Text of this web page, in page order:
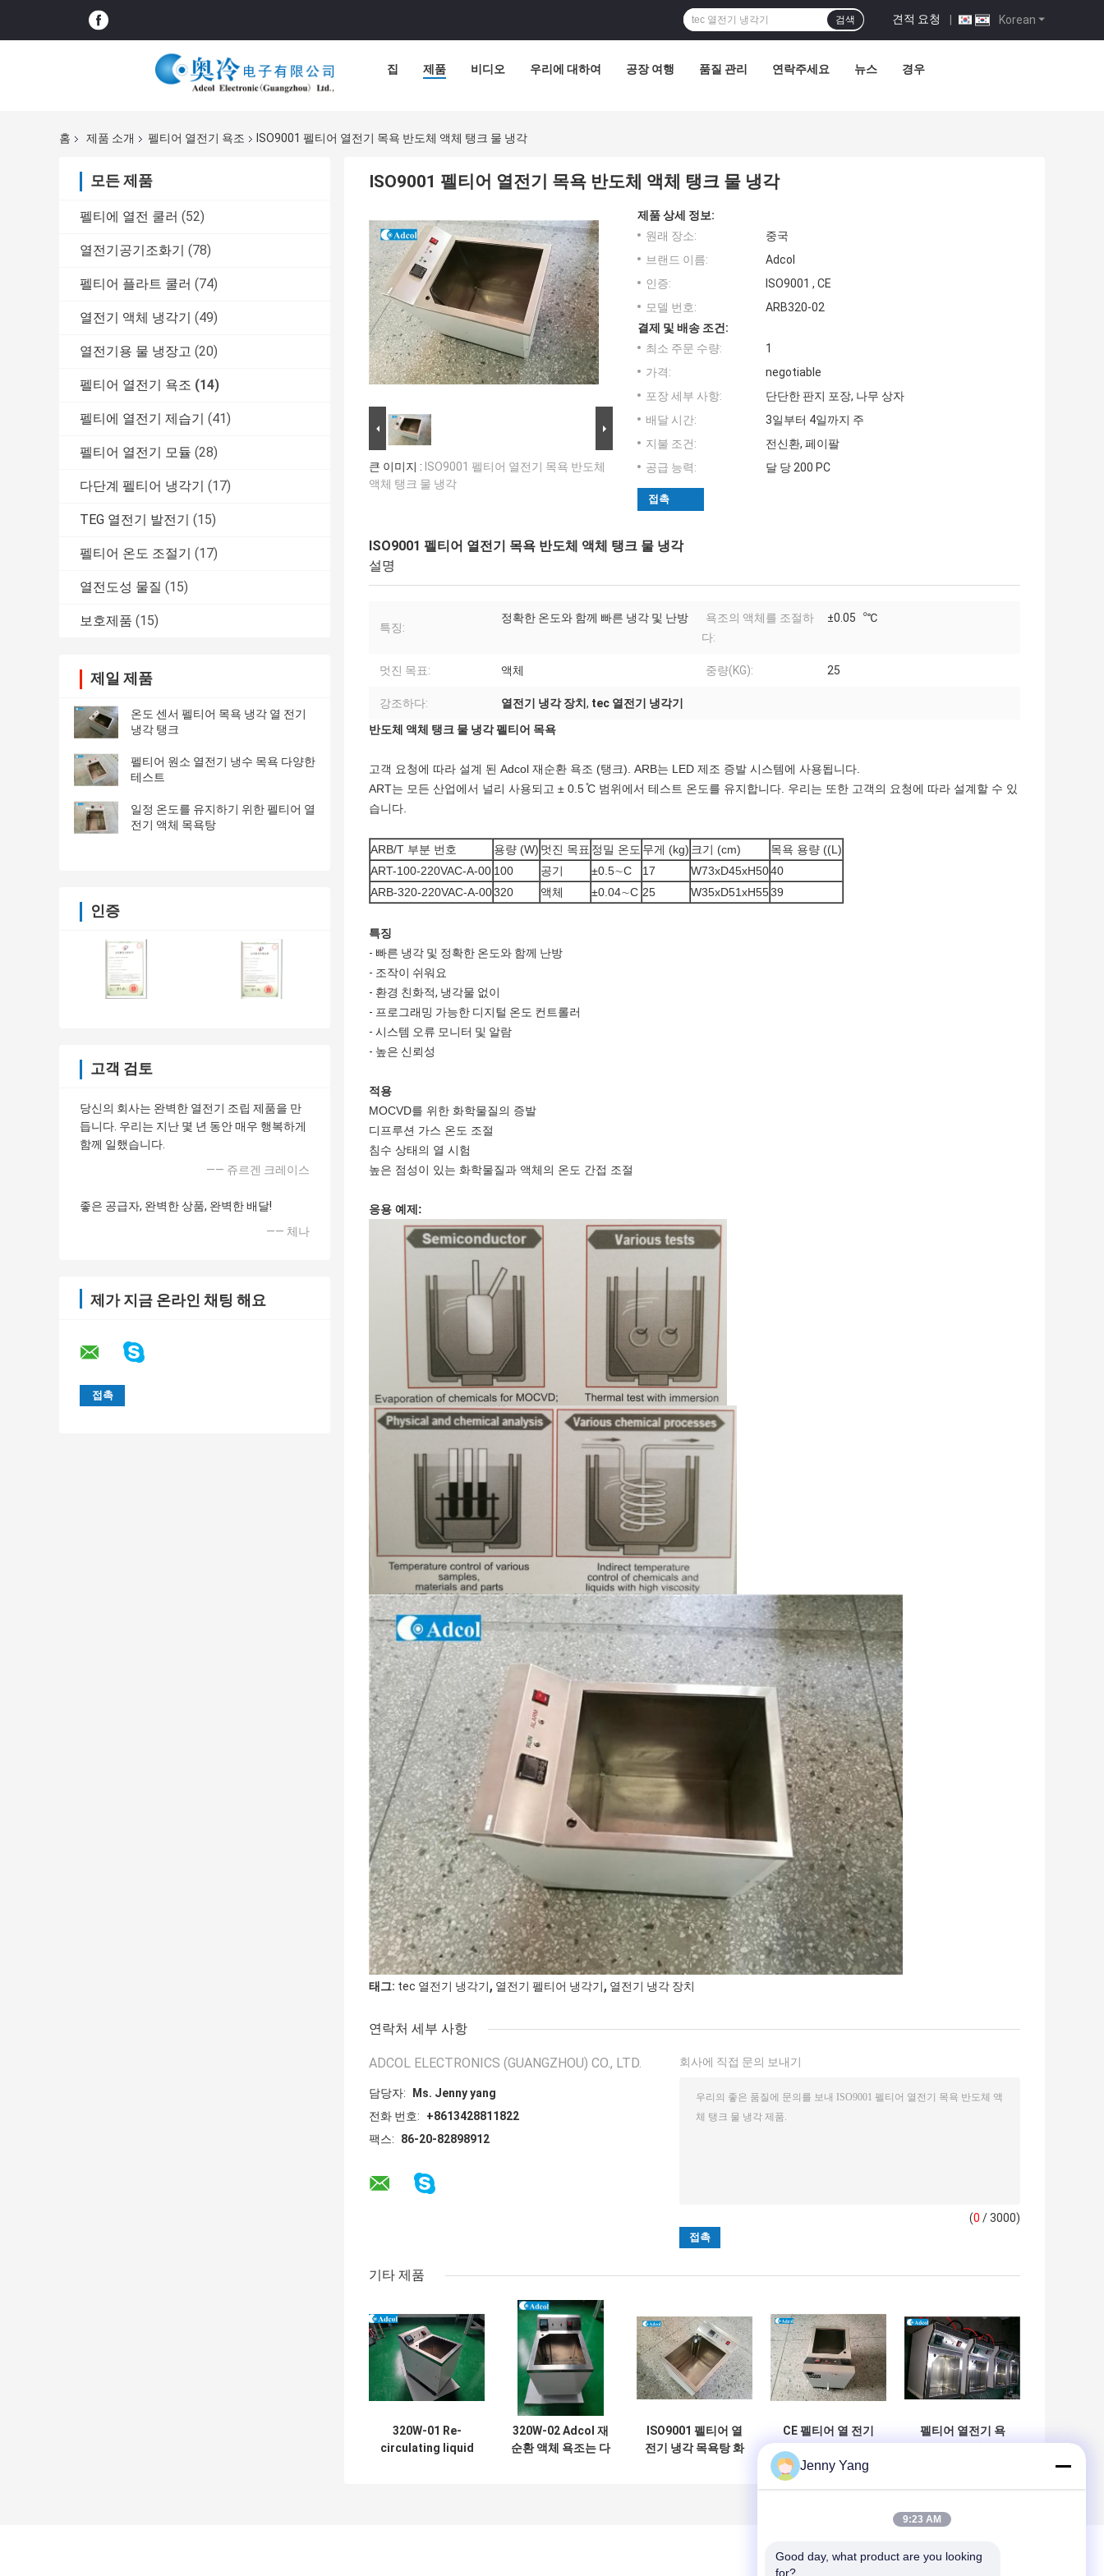
Korean
견적 요청 |
검색
집 제품 비디오 우리에 대하여 공장 여행 품질 관리 연락주세요 뉴스 경우
홈 제품 소개 펠티어 열전기 욕조 ISO9001 펠티어 열전기 목욕 반도체 액체 탱크 물 냉각
모든 제품
펠티에 열전 쿨러 (52)
열전기공기조화기 (78)
펠티어 플라트 쿨러 (74)
열전기 액체 냉각기 (49)
열전기용 물 냉장고 (20)
펠티어 열전기 욕조 (14)
펠티에 열전기 제습기 (41)
펠티어 열전기 모듈 (28)
다단계 펠티어 냉각기 (17)
TEG 열전기 발전기 (15)
펠티어 온도 조절기 (17)
열전도성 물질 (15)
보호제품 (15)
제일 제품
온도 센서 펠티어 목욕 냉각 열 전기
냉각 탱크
펠티어 원소 열전기 냉수 목욕 다양한
테스트
일정 온도를 유지하기 위한 펠티어 열
전기 액체 목욕탕
인증
고객 검토
당신의 회사는 완벽한 열전기 조립 제품을 만
듭니다. 우리는 지난 몇 년 동안 매우 행복하게
함께 일했습니다.
—— 쥬르겐 크레이스
좋은 공급자, 완벽한 상품, 완벽한 배달!
—— 체나
제가 지금 온라인 채팅 해요
ISO9001 펠티어 열전기 목욕 반도체 액체 탱크 물 냉각
큰 이미지 : ISO9001 펠티어 열전기 목욕 반도체
액체 탱크 물 냉각
제품 상세 정보:
원래 장소:
중국
브랜드 이름:
Adcol
인증:
ISO9001 , CE
모델 번호:
ARB320-02
결제 및 배송 조건:
최소 주문 수량:
1
가격:
negotiable
포장 세부 사항:
단단한 판지 포장, 나무 상자
배달 시간:
3일부터 4일까지 주
지불 조건:
전신환, 페이팔
공급 능력:
달 당 200 PC
접촉
ISO9001 펠티어 열전기 목욕 반도체 액체 탱크 물 냉각
설명
특징:
정확한 온도와 함께 빠른 냉각 및 난방
욕조의 액체를 조절하
다:
±0.05︒℃
멋진 목표: 액체 중량(KG): 25
강조하다: 열전기 냉각 장치 , tec 열전기 냉각기
반도체 액체 탱크 물 냉각 펠티어 목욕
고객 요청에 따라 설계 된 Adcol 재순환 욕조 (탱크). ARB는 LED 제조 증발 시스템에 사용됩니다.
ART는 모든 산업에서 널리 사용되고 ± 0.5 ̊C 범위에서 테스트 온도를 유지합니다. 우리는 또한 고객의 요청에 따라 설계할 수 있
습니다.
ARB/T 부분 번호 용량 (W) 멋진 목표 정밀 온도 무게 (kg) 크기 (cm)
목욕 용량 ((L)
ART-100-220VAC-A-00 100 공기 ±0.5∼C 17 W73xD45xH5040
ARB-320-220VAC-A-00320 액체 ±0.04∼C 25 W35xD51xH5539
특징
- 빠른 냉각 및 정확한 온도와 함께 난방
- 조작이 쉬워요
- 환경 친화적, 냉각물 없이
- 프로그래밍 가능한 디지털 온도 컨트롤러
- 시스템 오류 모니터 및 알람
- 높은 신뢰성
적용
MOCVD를 위한 화학물질의 증발
디프루션 가스 온도 조절
침수 상태의 열 시험
높은 점성이 있는 화학물질과 액체의 온도 간접 조절
응용 예제:
태그: tec 열전기 냉각기, 열전기 펠티어 냉각기, 열전기 냉각 장치
연락처 세부 사항
ADCOL ELECTRONICS (GUANGZHOU) CO., LTD.
담당자:
Ms. Jenny yang
전화 번호:
+8613428811822
팩스:
86-20-82898912
회사에 직접 문의 보내기
(0 / 3000)
기타 제품
320W-01 Re-
circulating liquid
320W-02 Adcol 재
순환 액체 욕조는 다
ISO9001 펠티어 열
전기 냉각 목욕탕 화
CE 펠티어 열 전기
목욕 물 냉각 열 전
기 탱크 액체 냉각기
펠티어 열전기 욕
Jenny Yang
9:23 AM
Good day, what product are you looking
for?